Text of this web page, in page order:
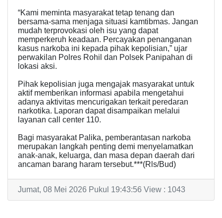
“Kami meminta masyarakat tetap tenang dan
bersama-sama menjaga situasi kamtibmas. Jangan
mudah terprovokasi oleh isu yang dapat
memperkeruh keadaan. Percayakan penanganan
kasus narkoba ini kepada pihak kepolisian,” ujar
perwakilan Polres Rohil dan Polsek Panipahan di
lokasi aksi.
Pihak kepolisian juga mengajak masyarakat untuk
aktif memberikan informasi apabila mengetahui
adanya aktivitas mencurigakan terkait peredaran
narkotika. Laporan dapat disampaikan melalui
layanan call center 110.
Bagi masyarakat Palika, pemberantasan narkoba
merupakan langkah penting demi menyelamatkan
anak-anak, keluarga, dan masa depan daerah dari
ancaman barang haram tersebut.***(Rls/Bud)
Jumat, 08 Mei 2026 Pukul 19:43:56 View : 1043